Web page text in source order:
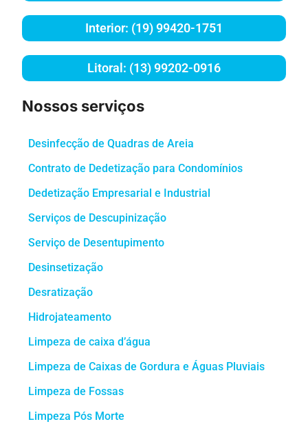
Interior: (19) 99420-1751
Litoral: (13) 99202-0916
Nossos serviços
Desinfecção de Quadras de Areia
Contrato de Dedetização para Condomínios
Dedetização Empresarial e Industrial
Serviços de Descupinização
Serviço de Desentupimento
Desinsetização
Desratização
Hidrojateamento
Limpeza de caixa d’água
Limpeza de Caixas de Gordura e Águas Pluviais
Limpeza de Fossas
Limpeza Pós Morte